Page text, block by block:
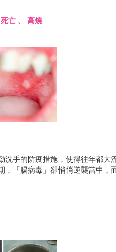
死亡 、 高燒
手的防疫措施，使得往年都大
「腸病毒」卻悄悄逆襲當中，